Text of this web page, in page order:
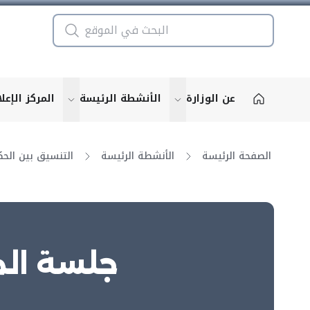
عن الوزارة show submenu for "More"
الأنشطة الرئيسة for "More"
المركز
الصفحة الرئيسة الأنشطة الرئيسة
جلسة